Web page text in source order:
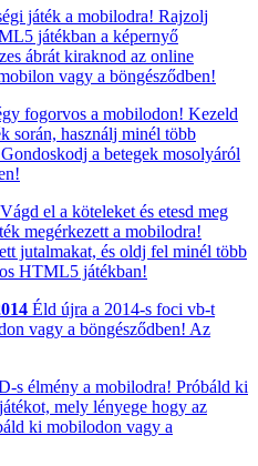
játék a mobilodra! Rajzolj
játékban a képernyő
ábrát kiraknod az online
vagy a böngésződben!
fogorvos a mobilodon! Kezeld
során, használj minél több
a betegek mosolyáról
Vágd el a köteleket és etesd meg
megérkezett a mobilodra!
jutalmakat, és oldj fel minél több
HTML5 játékban!
Éld újra a 2014-s foci vb-t
vagy a böngésződben! Az
s élmény a mobilodra! Próbáld ki
mely lényege hogy az
ki mobilodon vagy a